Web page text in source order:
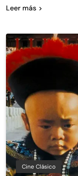
Leer más
Cine Clásico